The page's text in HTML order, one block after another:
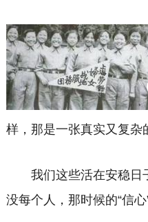
样，那是一张真实又复杂
我们这些活在安稳日
没每个人，那时候的“信